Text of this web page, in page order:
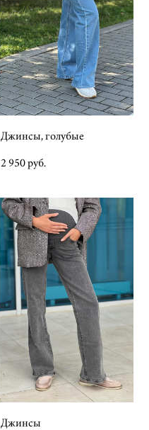
Джинсы, голубые
2 950 pуб.
Джинсы